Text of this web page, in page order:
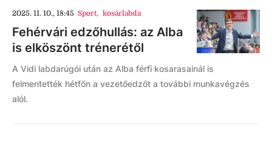
2025. 11. 10., 18:45 Sport, kosárlabda
Fehérvári edzőhullás: az Alba
is elköszönt trénerétől
A Vidi labdarúgói után az Alba férfi kosarasainál is
felmentették hétfőn a vezetőedzőt a további munkavégzés
alól.